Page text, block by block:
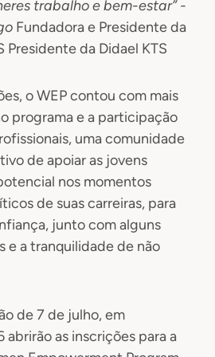
trabalho e bem-estar” -
Fundadora e Presidente da
Presidente da Didael KTS
o WEP contou com mais
programa e a participação
uma comunidade
de apoiar as jovens
nos momentos
de suas carreiras, para
junto com alguns
e a tranquilidade de não
de 7 de julho, em
as inscrições para a